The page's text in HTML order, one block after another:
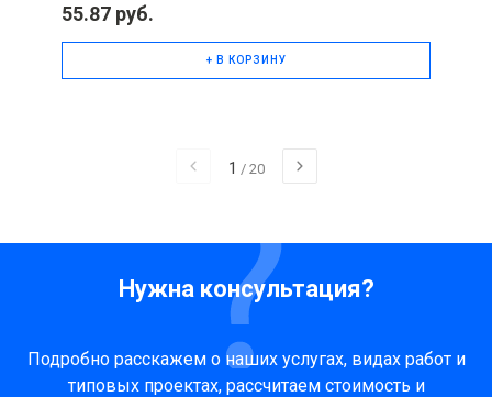
55.87 руб.
+ В КОРЗИНУ
1 / 20
Нужна консультация?
Подробно расскажем о наших услугах, видах работ и
типовых проектах, рассчитаем стоимость и